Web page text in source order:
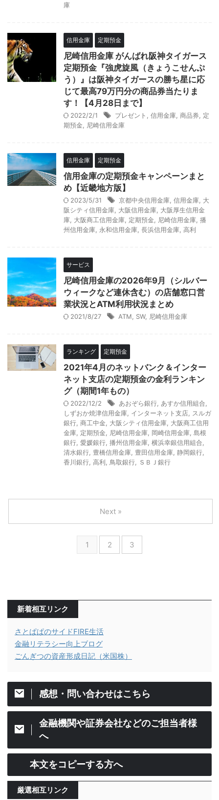
庫
信用金庫 定期預金
尼崎信用金庫 がんばれ阪神タイガース
定期預金『強虎旋風（きょうこせんぷ
う）』は阪神タイガースの勝ち星に応
じて最高79万円分の商品券当たりま
す！【4月28日まで】
2022/2/1 プレゼント 信用金庫 商品券
定
期預金
尼崎信用金庫
信用金庫 定期預金
信用金庫の定期預金キャンペーンまと
め【近畿地方版】
2023/5/31 京都中央信用金庫 信用金庫 大
阪シティ信用金庫 大阪信用金庫 大阪厚生信用金
庫 大阪商工信用金庫 定期預金 尼崎信用金庫 播
州信用金庫 永和信用金庫 長浜信用金庫 高利
サービス
尼崎信用金庫の2026年9月（シルバー
ウィークなど連休含む）の店舗窓口営
業状況とATM利用状況まとめ
2021/8/27 ATM SW, 尼崎信用金庫
ランキング 定期預金
2021年4月のネットバンク＆インター
ネット支店の定期預金の金利ランキン
グ（期間1年もの）
2022/12/2 あおぞら銀行 あすか信用組合
しずおか焼津信用金庫 インターネット支店
スルガ
銀行 商工中金 大阪シティ信用金庫 大阪商工信用
金庫 定期預金 尼崎信用金庫 岡崎信用金庫 島根
銀行 愛媛銀行 播州信用金庫 横浜幸銀信用組合
清水銀行 豊橋信用金庫 豊田信用金庫 静岡銀行
香川銀行 高利 鳥取銀行 ＳＢＪ銀行
1 2 3
Next »
新着相互リンク
さとぱぱのサイドFIRE生活
金融リテラシー向上ブログ
ごんぎつの資産形成日記（米国株）
感想・問い合わせはこちら
金融機関や証券会社などのご担当者様
へ
本文をコピーする方へ
厳選相互リンク